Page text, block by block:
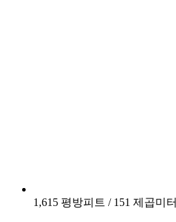
1,615 평방피트 / 151 제곱미터